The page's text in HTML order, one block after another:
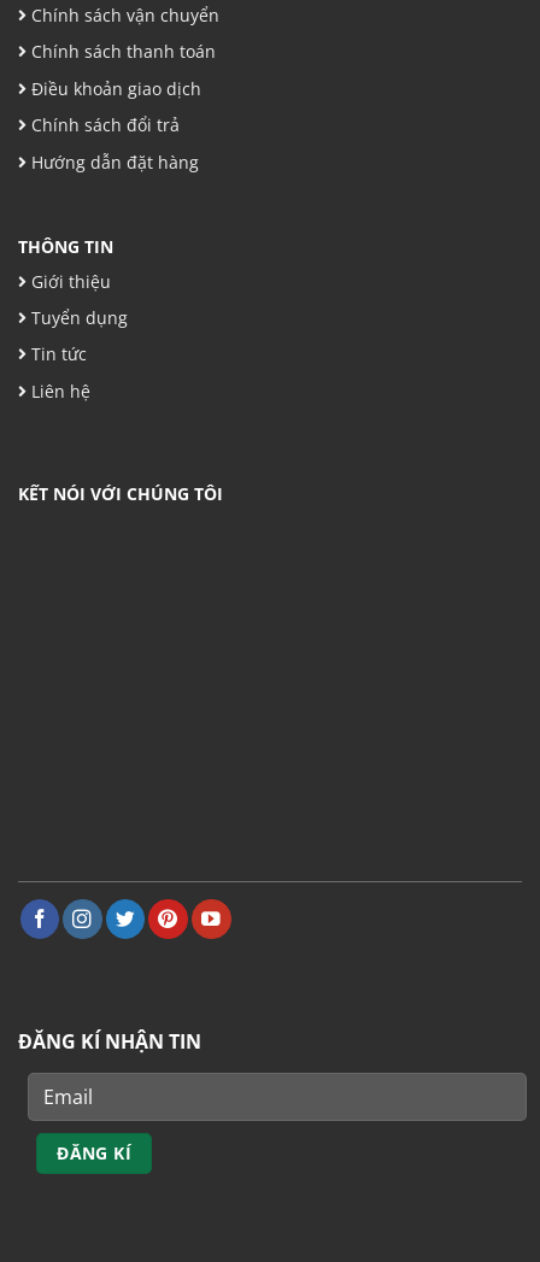
Chính sách vận chuyển
Chính sách thanh toán
Điều khoản giao dịch
Chính sách đổi trả
Hướng dẫn đặt hàng
THÔNG TIN
Giới thiệu
Tuyển dụng
Tin tức
Liên hệ
KẾT NÓI VỚI CHÚNG TÔI
ĐĂNG KÍ NHẬN TIN